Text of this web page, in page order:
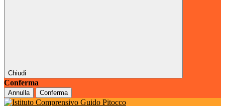
Chiudi
Conferma
Annulla Conferma